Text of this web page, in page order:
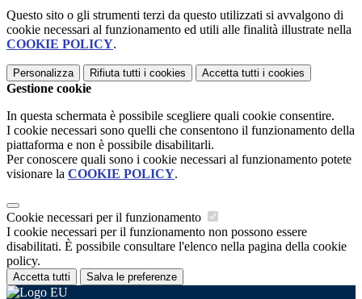
Questo sito o gli strumenti terzi da questo utilizzati si avvalgono di
cookie necessari al funzionamento ed utili alle finalità illustrate nella
COOKIE POLICY.
Personalizza Rifiuta tutti i cookies Accetta tutti i cookies
Gestione cookie
In questa schermata è possibile scegliere quali cookie consentire.
I cookie necessari sono quelli che consentono il funzionamento della
piattaforma e non è possibile disabilitarli.
Per conoscere quali sono i cookie necessari al funzionamento potete
visionare la COOKIE POLICY.
Cookie necessari per il funzionamento
I cookie necessari per il funzionamento non possono essere
disabilitati. È possibile consultare l'elenco nella pagina della cookie
policy.
Accetta tutti Salva le preferenze